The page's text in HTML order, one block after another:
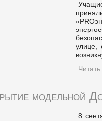
улице,
модельной
8